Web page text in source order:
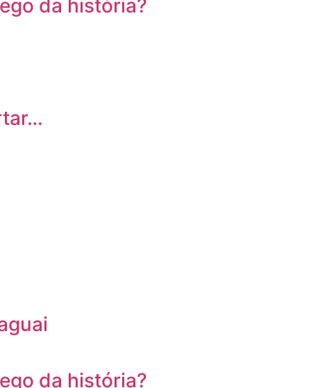
da história?
da história?